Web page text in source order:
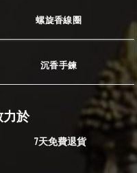
螺旋香線圈
沉香手鍊
力於
7天免費退貨